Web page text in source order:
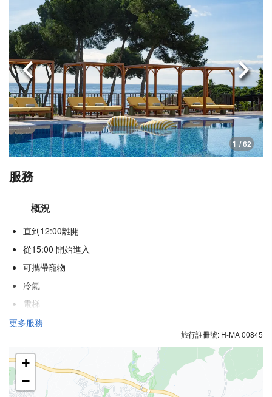
1 / 62
上一頁 下一
服務
概況
直到12:00離開
從15:00 開始進入
可攜帶寵物
冷氣
電梯
殘疾人專用入口
吸煙區
健康
更多服務
旅行註冊號: H-MA 00845
+
−